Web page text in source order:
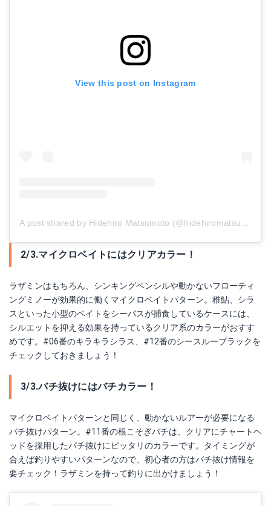
View this post on Instagram
2/3.マイクロベイトにはクリアカラー！
ラザミンはもちろん、シンキングペンシルや動かないフローティ
ングミノーが効果的に働くマイクロベイトパターン。稚鮎、シラ
スといった小型のベイトをシーバスが捕食しているケースには、
シルエットを抑える効果を持っているクリア系のカラーがおすす
めです。#06番のキラキラシラス、#12番のシースルーブラックを
チェックしておきましょう！
3/3.バチ抜けにはバチカラー！
マイクロベイトパターンと同じく、動かないルアーが必要になる
バチ抜けパターン。#11番の根こそぎバチは、クリアにチャートヘ
ッドを採用したバチ抜けにピッタリのカラーです。タイミングが
合えば釣りやすいパターンなので、初心者の方はバチ抜け情報を
要チェック！ラザミンを持って釣りに出かけましょう！